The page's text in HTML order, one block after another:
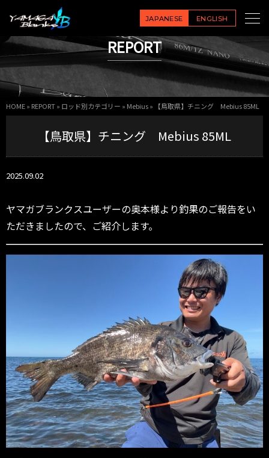
JAPANESE ENGLISH
REPORT
HOME» REPORT» ロッド別カテゴリー » Mebius» 【鳥取県】チニング Mebius 85ML
【鳥取県】チニング Mebius 85ML
2025.09.02
ヤマガブランクスユーザーの奥本様より釣果のご報告をい
ただきましたので、ご紹介します。